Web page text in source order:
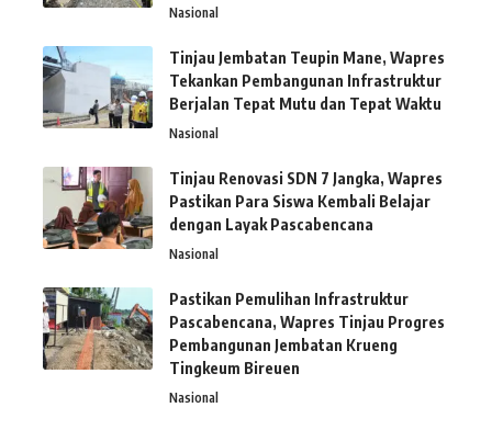
Nasional
Tinjau Jembatan Teupin Mane, Wapres
Tekankan Pembangunan Infrastruktur
Berjalan Tepat Mutu dan Tepat Waktu
Nasional
Tinjau Renovasi SDN 7 Jangka, Wapres
Pastikan Para Siswa Kembali Belajar
dengan Layak Pascabencana
Nasional
Pastikan Pemulihan Infrastruktur
Pascabencana, Wapres Tinjau Progres
Pembangunan Jembatan Krueng
Tingkeum Bireuen
Nasional